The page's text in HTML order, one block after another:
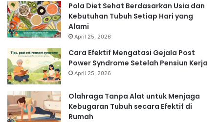
Pola Diet Sehat Berdasarkan Usia dan
Kebutuhan Tubuh Setiap Hari yang
Alami
April 25, 2026
Cara Efektif Mengatasi Gejala Post
Power Syndrome Setelah Pensiun Kerja
April 25, 2026
Olahraga Tanpa Alat untuk Menjaga
Kebugaran Tubuh secara Efektif di
Rumah